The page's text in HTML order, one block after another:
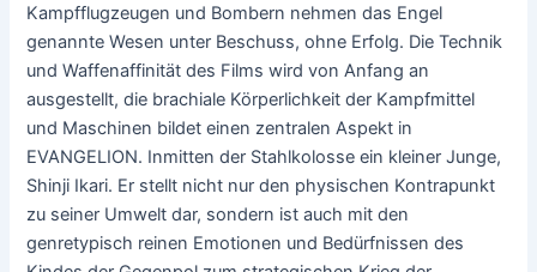
Kampfflugzeugen und Bombern nehmen das Engel
genannte Wesen unter Beschuss, ohne Erfolg. Die Technik
und Waffenaffinität des Films wird von Anfang an
ausgestellt, die brachiale Körperlichkeit der Kampfmittel
und Maschinen bildet einen zentralen Aspekt in
EVANGELION. Inmitten der Stahlkolosse ein kleiner Junge,
Shinji Ikari. Er stellt nicht nur den physischen Kontrapunkt
zu seiner Umwelt dar, sondern ist auch mit den
genretypisch reinen Emotionen und Bedürfnissen des